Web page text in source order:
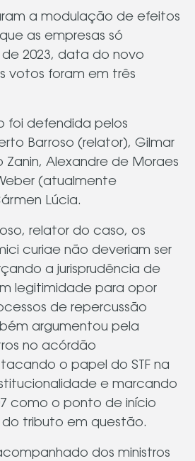
a modulação de efeitos
as empresas só
2023, data do novo
votos foram em três
foi defendida pelos
Barroso (relator), Gilmar
Zanin, Alexandre de Moraes
(atualmente
Lúcia.
relator do caso, os
curiae não deveriam ser
a jurisprudência de
legitimidade para opor
de repercussão
argumentou pela
no acórdão
o papel do STF na
e marcando
como o ponto de início
tributo em questão.
dos ministros